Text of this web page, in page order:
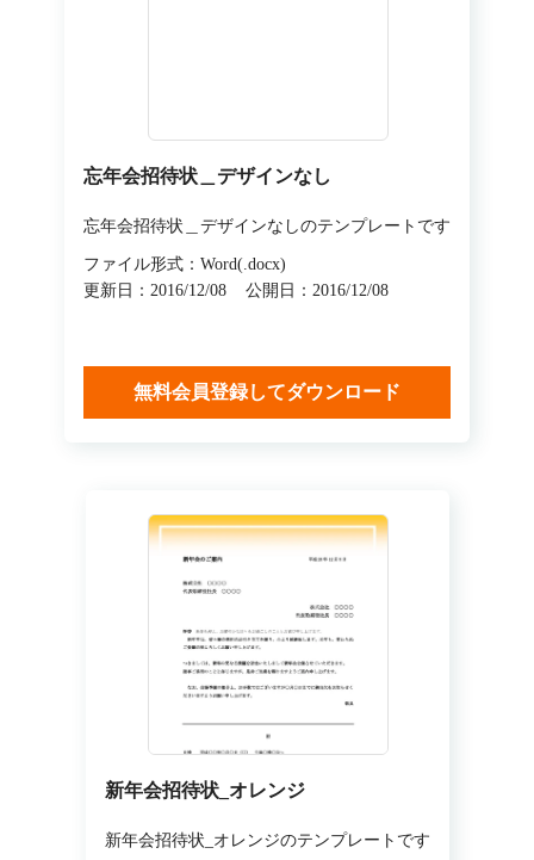
忘年会招待状＿デザインなし
忘年会招待状＿デザインなしのテンプレートです
ファイル形式：Word(.docx)
更新日：2016/12/08
公開日：2016/12/08
無料会員登録してダウンロード
新年会招待状_オレンジ
新年会招待状_オレンジのテンプレートです